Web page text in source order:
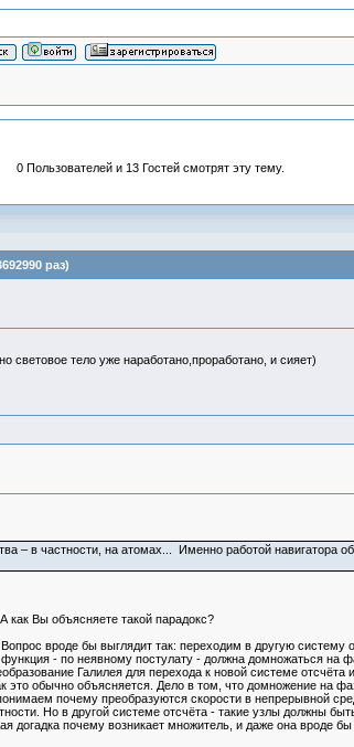
0 Пользователей и 13 Гостей смотрят эту тему.
раз)
световое тело уже наработано,проработано, и сияет)
– в частности, на атомах... Именно работой
Вы объясняете такой парадокс?
вроде бы выглядит так: переходим в другую систему
- по неявному постулату - должна домножаться
Галилея для перехода к новой системе
обычно объясняется. Дело в том, что домножение на
почему преобразуются скорости в непрерывной
Но в другой системе отсчёта - такие узлы должны
догадка почему возникает множитель, и даже она вроде